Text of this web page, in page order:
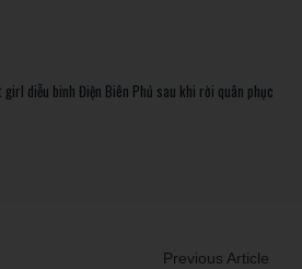
girl diễu binh Điện Biên Phủ sau khi rời quân phục
Previous Article